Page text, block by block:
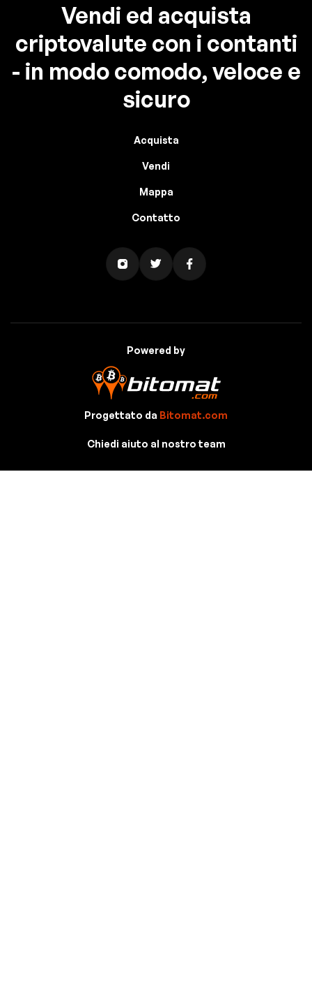
Vendi ed acquista
criptovalute con i contanti
- in modo comodo, veloce e
sicuro
Acquista
Vendi
Mappa
Contatto
Powered by
Progettato da Bitomat.com
Chiedi aiuto al nostro team